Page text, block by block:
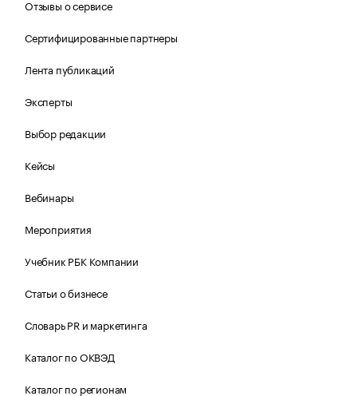
Отзывы о сервисе
Сертифицированные партнеры
Лента публикаций
Эксперты
Выбор редакции
Кейсы
Вебинары
Мероприятия
Учебник РБК Компании
Статьи о бизнесе
Словарь PR и маркетинга
Каталог по ОКВЭД
Каталог по регионам